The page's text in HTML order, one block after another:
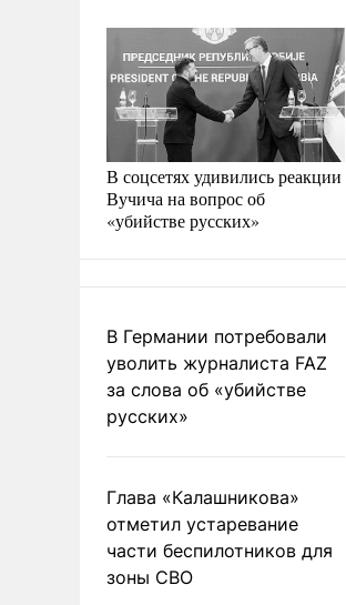
В соцсетях удивились реакции
Вучича на вопрос об
«убийстве русских»
В Германии потребовали
уволить журналиста FAZ
за слова об «убийстве
русских»
Глава «Калашникова»
отметил устаревание
части беспилотников для
зоны СВО